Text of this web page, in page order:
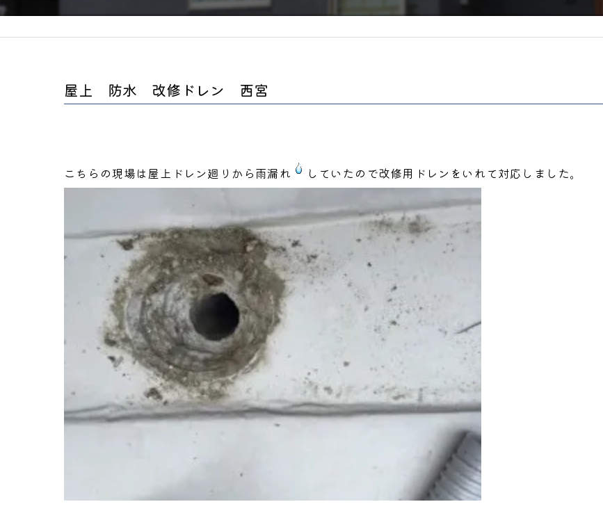
屋上 防水 改修ドレン 西宮
こちらの現場は屋上ドレン廻りから雨漏れ していたので改修用ドレンをいれて対応しました。